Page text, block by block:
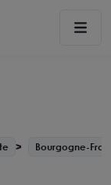
Bourgogne-